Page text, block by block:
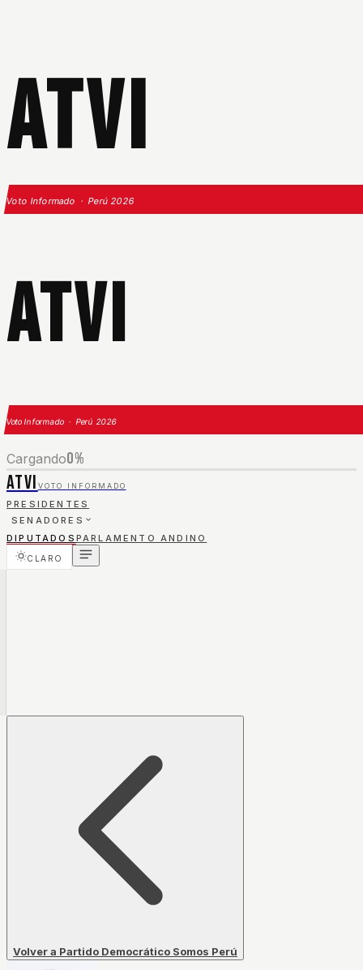
ATVI
Voto Informado · Perú 2026
ATVI
Voto Informado · Perú 2026
Cargando0%
ATVI VOTO INFORMADO
PRESIDENTES
SENADORES
DIPUTADOS PARLAMENTO ANDINO
CLARO
Volver a Partido Democrático Somos Perú